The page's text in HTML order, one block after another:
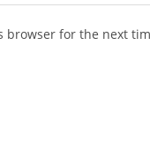
browser for the next